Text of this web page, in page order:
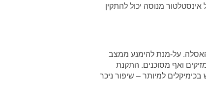
מנוסה יכול להתקין
על-מנת להימנע ממצב
ואף מסוכנים. התקנת
למיותר – שיפור ניכר